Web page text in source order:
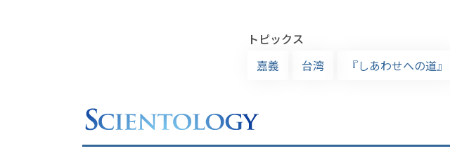
トピックス
嘉義
台湾 『しあわせへの道』